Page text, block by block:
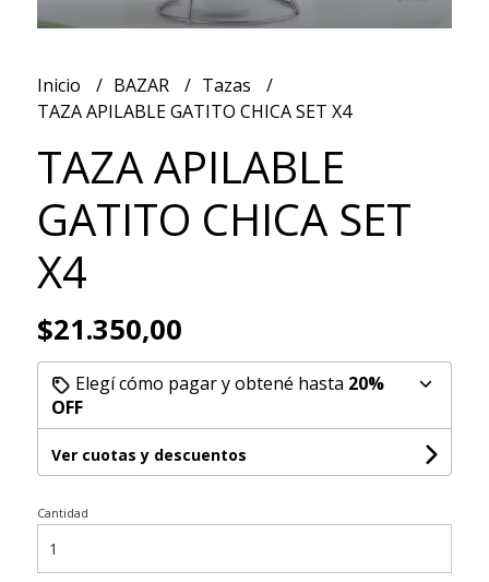
Inicio BAZAR
Tazas
TAZA APILABLE GATITO CHICA SET X4
TAZA APILABLE
GATITO CHICA SET
X4
$21.350,00
Elegí cómo pagar y obtené hasta 20%
OFF
Ver cuotas y descuentos
Cantidad